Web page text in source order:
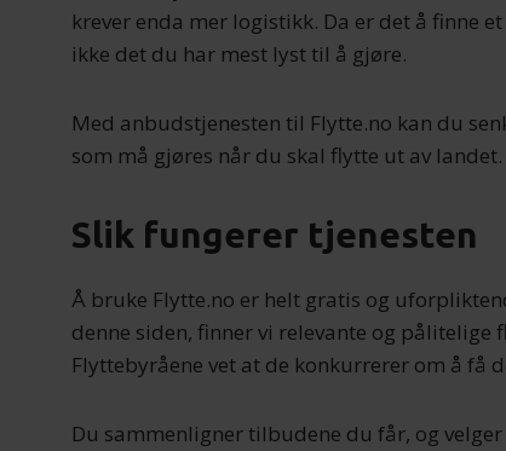
krever enda mer logistikk. Da er det å finne
ikke det du har mest lyst til å gjøre.
Med anbudstjenesten til Flytte.no kan du
som må gjøres når du skal flytte ut av landet.
Slik fungerer tjenesten
Å bruke Flytte.no er helt gratis og
denne siden, finner vi relevante og
Flyttebyråene vet at de konkurrerer om å få
Du sammenligner tilbudene du får, og